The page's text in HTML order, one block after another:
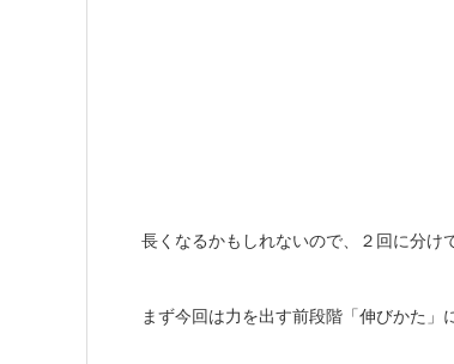
長くなるかもしれないので、２回に分け
まず今回は力を出す前段階「伸びかた」